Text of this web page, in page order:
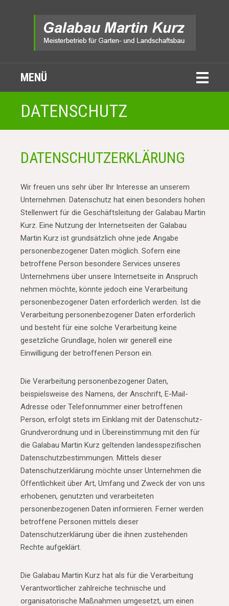
MENÜ
DATENSCHUTZ
DATENSCHUTZ­ERKLÄRUNG
Wir freuen uns sehr über Ihr Interesse an unserem
Unternehmen. Datenschutz hat einen besonders hohen
Stellenwert für die Geschäftsleitung der Galabau Martin
Kurz. Eine Nutzung der Internetseiten der Galabau
Martin Kurz ist grundsätzlich ohne jede Angabe
personenbezogener Daten möglich. Sofern eine
betroffene Person besondere Services unseres
Unternehmens über unsere Internetseite in Anspruch
nehmen möchte, könnte jedoch eine Verarbeitung
personenbezogener Daten erforderlich werden. Ist die
Verarbeitung personenbezogener Daten erforderlich
und besteht für eine solche Verarbeitung keine
gesetzliche Grundlage, holen wir generell eine
Einwilligung der betroffenen Person ein.
Die Verarbeitung personenbezogener Daten,
beispielsweise des Namens, der Anschrift, E-Mail-
Adresse oder Telefonnummer einer betroffenen
Person, erfolgt stets im Einklang mit der Datenschutz-
Grundverordnung und in Übereinstimmung mit den für
die Galabau Martin Kurz geltenden landesspezifischen
Datenschutzbestimmungen. Mittels dieser
Datenschutzerklärung möchte unser Unternehmen die
Öffentlichkeit über Art, Umfang und Zweck der von uns
erhobenen, genutzten und verarbeiteten
personenbezogenen Daten informieren. Ferner werden
betroffene Personen mittels dieser
Datenschutzerklärung über die ihnen zustehenden
Rechte aufgeklärt.
Die Galabau Martin Kurz hat als für die Verarbeitung
Verantwortlicher zahlreiche technische und
organisatorische Maßnahmen umgesetzt, um einen